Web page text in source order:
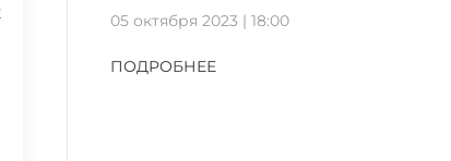
05 октября 2023 | 18:00
ПОДРОБНЕЕ